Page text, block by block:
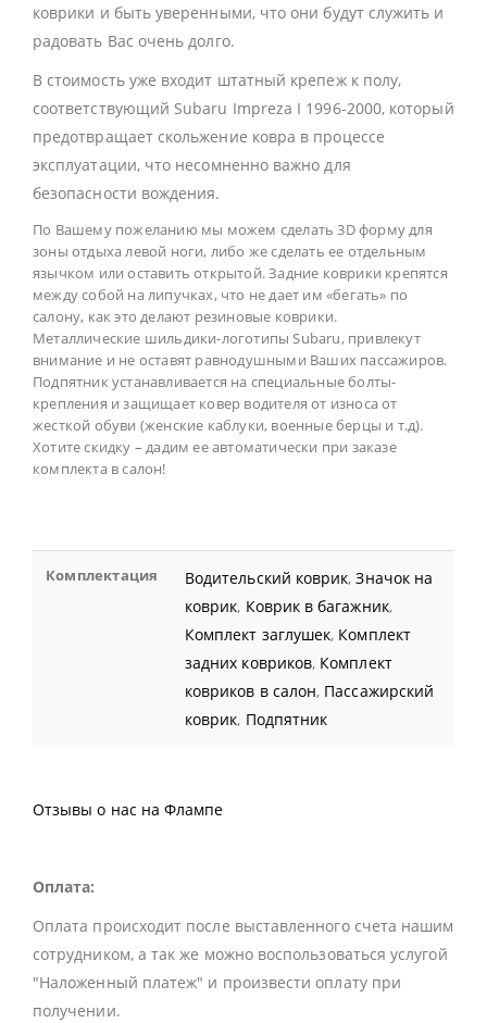
коврики и быть уверенными, что они будут служить и
радовать Вас очень долго.
В стоимость уже входит штатный крепеж к полу,
соответствующий Subaru Impreza I 1996-2000, который
предотвращает скольжение ковра в процессе
эксплуатации, что несомненно важно для
безопасности вождения.
По Вашему пожеланию мы можем сделать 3D форму для
зоны отдыха левой ноги, либо же сделать ее отдельным
язычком или оставить открытой. Задние коврики крепятся
между собой на липучках, что не дает им «бегать» по
салону, как это делают резиновые коврики.
Металлические шильдики-логотипы Subaru, привлекут
внимание и не оставят равнодушными Ваших пассажиров.
Подпятник устанавливается на специальные болты-
крепления и защищает ковер водителя от износа от
жесткой обуви (женские каблуки, военные берцы и т.д).
Хотите скидку – дадим ее автоматически при заказе
комплекта в салон!
Комплектация Водительский коврик,Значок на
коврик, Коврик в багажник,
Комплект заглушек, Комплект
задних ковриков, Комплект
ковриков в салон, Пассажирский
коврик, Подпятник
Отзывы о нас на Флампе
Оплата:
Оплата происходит после выставленного счета нашим
сотрудником, а так же можно воспользоваться услугой
"Наложенный платеж" и произвести оплату при
получении.